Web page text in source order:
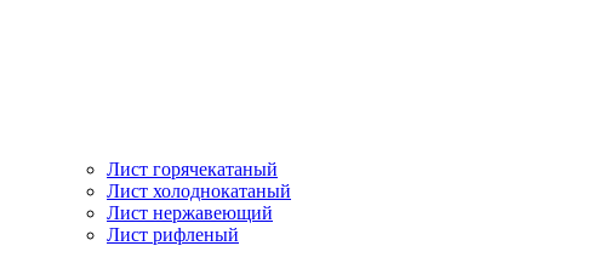
Лист горячекатаный
Лист холоднокатаный
Лист нержавеющий
Лист рифленый